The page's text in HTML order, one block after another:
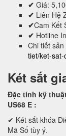
✔ Giá:
✔ Liên Hệ
✔Cam Kết
✔ Hotline
Chi tiết
tiet/ket-
Két sắt
Đặc tính kỹ
US68 E :
✔ Két sắt khóa
Mã Số tùy ý.